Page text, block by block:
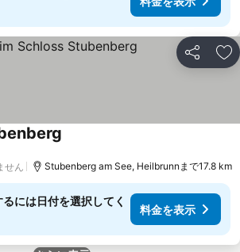
シェア お
せん Stubenberg am See, Heilbrunnまで17.8 km
には日付を選択してく
料金を表示